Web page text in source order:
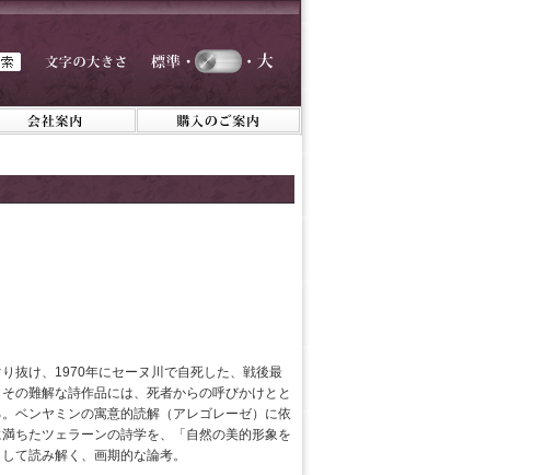
抜け、1970年にセーヌ川で自死した、戦後最
の難解な詩作品には、死者からの呼びかけとと
ベンヤミンの寓意的読解（アレゴレーゼ）に依
ちたツェラーンの詩学を、「自然の美的形象を
て読み解く、画期的な論考。